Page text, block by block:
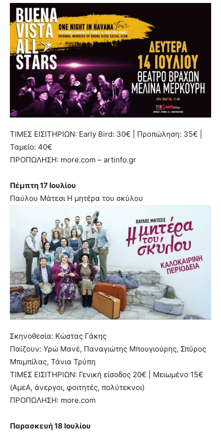
ΤΙΜΕΣ ΕΙΣΙΤΗΡΙΩΝ: Early Bird: 30€ | Προπώληση: 35€ |
Ταμείο: 40€
ΠΡΟΠΩΛΗΣΗ: more.com – artinfo.gr
Πέμπτη 17 Ιουλίου
Παύλου Μάτεσι Η μητέρα του σκύλου
Σκηνοθεσία: Κώστας Γάκης
Παίζουν: Υρώ Μανέ, Παναγιώτης Μπουγιούρης, Σπύρος
Μπιμπίλας, Τάνια Τρύπη
ΤΙΜΕΣ ΕΙΣΙΤΗΡΙΩΝ: Γενική είσοδος 20€ | Μειωμένο 15€
(ΑμεΑ, άνεργοι, φοιτητές, πολύτεκνοι)
ΠΡΟΠΩΛΗΣΗ: more.com
Παρασκευή 18 Ιουλίου